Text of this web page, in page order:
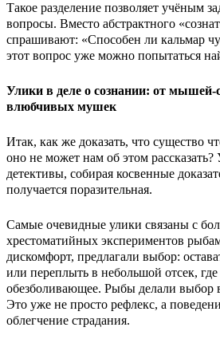
Такое разделение позволяет учёным
вопросы. Вместо абстрактного
спрашивают: «Способен ли кальмар
этот вопрос уже можно попытаться
Улики в деле о сознании: от мышей-
влюбчивых мушек
Итак, как же доказать, что существо
оно не может нам об этом
детективы, собирая косвенные
получается поразительная.
Самые очевидные улики связаны с
хрестоматийных экспериментов
дискомфорт, предлагали выбор:
или переплыть в небольшой отсек,
обезболивающее. Рыбы делали выбор
Это уже не просто рефлекс, а
облегчение страдания.